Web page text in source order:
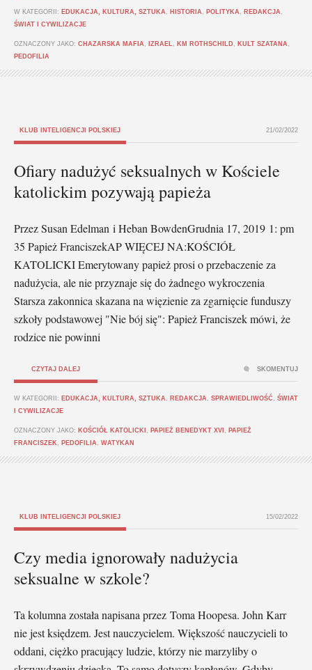
W KATEGORII: EDUKACJA, KULTURA, SZTUKA HISTORIA POLITYKA REDAKCJA
ŚWIAT I CYWILIZACJE
OZNACZONY JAKO: CHAZARSKA MAFIA IZRAEL KM ROTHSCHILD KULT SZATANA
PEDOFILIA
KLUB INTELIGENCJI POLSKIEJ 21/02/2022
Ofiary nadużyć seksualnych w Kościele
katolickim pozywają papieża
Przez Susan Edelman i Heban BowdenGrudnia 17, 2019 1: pm
35 Papież FranciszekAP WIĘCEJ NA:KOŚCIÓŁ
KATOLICKI Emerytowany papież prosi o przebaczenie za
nadużycia, ale nie przyznaje się do żadnego wykroczenia
Starsza zakonnica skazana na więzienie za zgarnięcie funduszy
szkoły podstawowej "Nie bój się": Papież Franciszek mówi, że
rodzice nie powinni
CZYTAJ DALEJ
W KATEGORII: EDUKACJA, KULTURA, SZTUKA REDAKCJA SPRAWIEDLIWOŚĆ
ŚWIAT
I CYWILIZACJE
OZNACZONY JAKO: KOŚCIÓŁ KATOLICKI PAPIEŻ BENEDYKT XVI
PAPIEŻ
FRANCISZEK
PEDOFILIA WATYKAN
SKOMENTUJ
KLUB INTELIGENCJI POLSKIEJ 15/02/2022
Czy media ignorowały nadużycia
seksualne w szkole?
Ta kolumna została napisana przez Toma Hoopesa. John Karr
nie jest księdzem. Jest nauczycielem. Większość nauczycieli to
oddani, ciężko pracujący ludzie, którzy nie marzyliby o